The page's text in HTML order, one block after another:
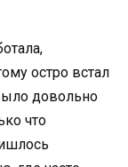
остро встал
довольно
что